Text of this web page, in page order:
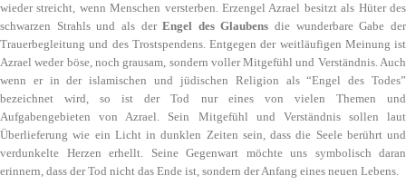
wieder streicht, wenn Menschen versterben. Erzengel Azrael besitzt als Hüter des
schwarzen Strahls und als derEngel des Glaubens die wunderbare Gabe der
Trauerbegleitung und des Trostspendens. Entgegen der weitläufigen Meinung ist
Azrael weder böse, noch grausam, sondern voller Mitgefühl und Verständnis. Auch
wenn er in der islamischen und jüdischen Religion als “Engel des Todes”
bezeichnet wird, so ist der Tod nur eines von vielen Themen und
Aufgabengebieten von Azrael. Sein Mitgefühl und Verständnis sollen laut
Überlieferung wie ein Licht in dunklen Zeiten sein, dass die Seele berührt und
verdunkelte Herzen erhellt. Seine Gegenwart möchte uns symbolisch daran
erinnern, dass der Tod nicht das Ende ist, sondern der Anfang eines neuen Lebens.